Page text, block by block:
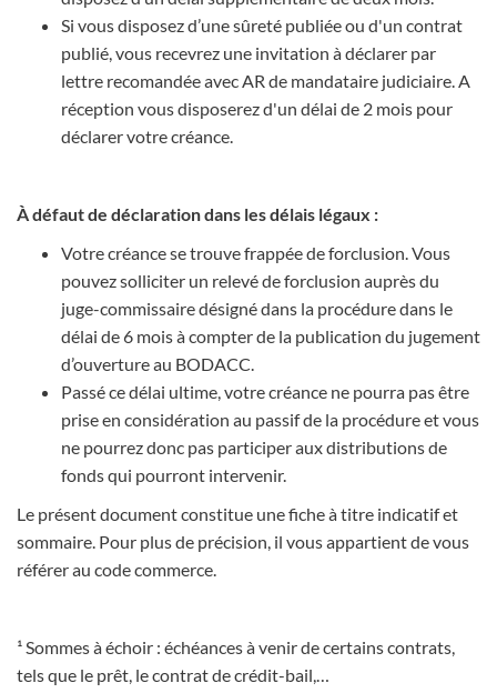
Si vous disposez d’une sûreté publiée ou d'un contrat
publié, vous recevrez une invitation à déclarer par
lettre recomandée avec AR de mandataire judiciaire. A
réception vous disposerez d'un délai de 2 mois pour
déclarer votre créance.
À défaut de déclaration dans les délais légaux :
Votre créance se trouve frappée de forclusion. Vous
pouvez solliciter un relevé de forclusion auprès du
juge-commissaire désigné dans la procédure dans le
délai de 6 mois à compter de la publication du jugement
d’ouverture au BODACC.
Passé ce délai ultime, votre créance ne pourra pas être
prise en considération au passif de la procédure et vous
ne pourrez donc pas participer aux distributions de
fonds qui pourront intervenir.
Le présent document constitue une fiche à titre indicatif et
sommaire. Pour plus de précision, il vous appartient de vous
référer au code commerce.
¹ Sommes à échoir : échéances à venir de certains contrats,
tels que le prêt, le contrat de crédit-bail,…